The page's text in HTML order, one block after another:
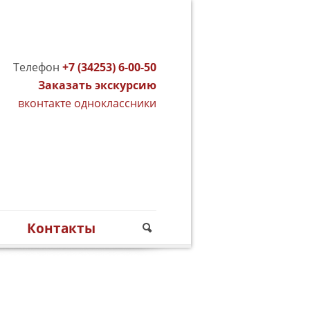
Телефон +7 (34253) 6-00-50
Заказать экскурсию
вконтакте одноклассники
Контакты